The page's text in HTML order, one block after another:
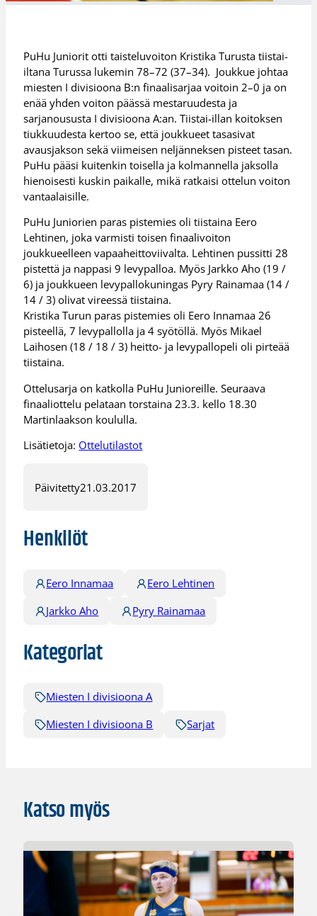
PuHu Juniorit otti taisteluvoiton Kristika Turusta tiistai-
iltana Turussa lukemin 78–72 (37–34). Joukkue johtaa
miesten I divisioona B:n finaalisarjaa voitoin 2–0 ja on
enää yhden voiton päässä mestaruudesta ja
sarjanoususta I divisioona A:an. Tiistai-illan koitoksen
tiukkuudesta kertoo se, että joukkueet tasasivat
avausjakson sekä viimeisen neljänneksen pisteet tasan.
PuHu pääsi kuitenkin toisella ja kolmannella jaksolla
hienoisesti kuskin paikalle, mikä ratkaisi ottelun voiton
vantaalaisille.
PuHu Juniorien paras pistemies oli tiistaina Eero
Lehtinen, joka varmisti toisen finaalivoiton
joukkueelleen vapaaheittoviivalta. Lehtinen pussitti 28
pistettä ja nappasi 9 levypalloa. Myös Jarkko Aho (19 /
6) ja joukkueen levypallokuningas Pyry Rainamaa (14 /
14 / 3) olivat vireessä tiistaina.
Kristika Turun paras pistemies oli Eero Innamaa 26
pisteellä, 7 levypallolla ja 4 syötöllä. Myös Mikael
Laihosen (18 / 18 / 3) heitto- ja levypallopeli oli pirteää
tiistaina.
Ottelusarja on katkolla PuHu Junioreille. Seuraava
finaaliottelu pelataan torstaina 23.3. kello 18.30
Martinlaakson koululla.
Lisätietoja: Ottelutilastot
Päivitetty21.03.2017
Henkilöt
Eero Innamaa
Eero Lehtinen
Jarkko Aho
Pyry Rainamaa
Kategoriat
Miesten I divisioona A
Miesten I divisioona B
Sarjat
Katso myös